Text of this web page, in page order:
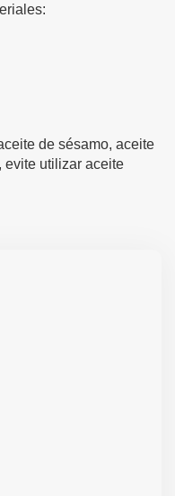
de sésamo, aceite
evite utilizar aceite